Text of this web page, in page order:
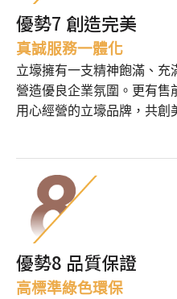
優勢7 創造完美
真誠服務一體化
立壕擁有一支精神飽滿、充
營造優良企業氛圍。 更有售
用心經營的立壕品牌，共創
優勢8 品質保證
高標準綠色環保